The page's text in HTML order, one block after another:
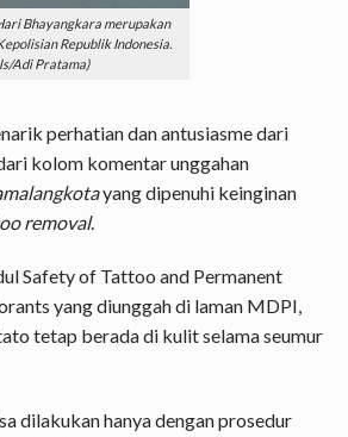
Bhayangkara merupakan
Republik Indonesia.
Adi Pratama)
perhatian dan antusiasme dari
kolom komentar unggahan
yang dipenuhi keinginan
removal.
Safety of Tattoo and Permanent
yang diunggah di laman MDPI,
tetap berada di kulit selama seumur
dilakukan hanya dengan prosedur